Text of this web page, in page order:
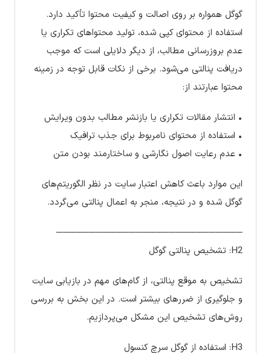
گوگل همواره بر روی اصالت و کیفیت محتوا تأکید دارد.
استفاده از محتوای کپی شده، تولید محتواهای تکراری یا
عدم بروزرسانی مطالب، از دیگر دلایلی است که موجب
دریافت پنالتی می‌شود. برخی از نکات قابل توجه در زمینه
محتوا عبارتند از:
• انتشار مقالات تکراری یا بازنشر مطالب بدون ویرایش
• استفاده از محتوای نامربوط برای جذب ترافیک
• عدم رعایت اصول نگارشی و ساختارمند بودن متن
این موارد باعث کاهش اعتبار سایت در نظر الگوریتم‌های
گوگل شده و در نتیجه، منجر به اعمال پنالتی می‌گردد.
────────────────────────────
H2: تشخیص پنالتی گوگل
تشخیص به موقع پنالتی، از گام‌های مهم در بازیابی سایت
و جلوگیری از ضررهای بیشتر است. در این بخش به بررسی
روش‌های تشخیص این مشکل می‌پردازیم.
H3: استفاده از گوگل سرچ کنسول